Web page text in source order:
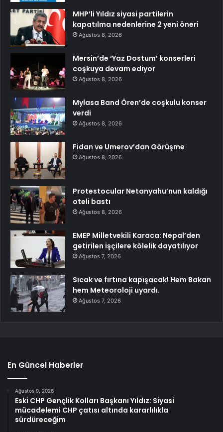
MHP’li Yıldız siyasi partilerin
kapatılma nedenlerine 2 yeni öneri
Ağustos 8, 2026
Mersin’de ‘Yaz Dostum’ konserleri
coşkuya devam ediyor
Ağustos 8, 2026
Mylasa Band Ören’de coşkulu konser
verdi
Ağustos 8, 2026
Fidan ve Umerov’dan Görüşme
Ağustos 8, 2026
Protestocular Netanyahu’nun kaldığı
oteli bastı
Ağustos 8, 2026
EMEP Milletvekili Karaca: Nepal’den
getirilen işçilere kölelik dayatılıyor
Ağustos 7, 2026
Sıcak ve fırtına kapışacak! Hem Bakan
hem Meteoroloji uyardı.
Ağustos 7, 2026
En Güncel Haberler
Ağustos 9, 2026
Eski CHP Gençlik Kolları Başkanı Yıldız: Siyasi
mücadelemi CHP çatısı altında kararlılıkla
sürdüreceğim